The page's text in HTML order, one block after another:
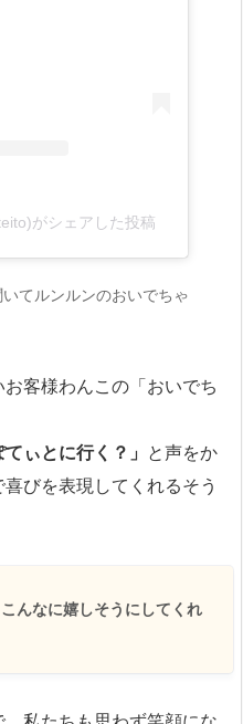
がシェアした投稿
てルンルンのおいでちゃ
客様わんこの「おいでち
てぃとに行く？」 と声をか
びを表現してくれるそう
んなに嬉しそうにしてくれ